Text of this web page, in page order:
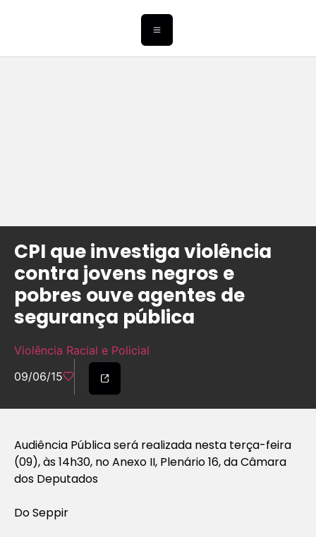
CPI que investiga violência
contra jovens negros e
pobres ouve agentes de
segurança pública
Violência Racial e Policial
09/06/15
Audiência Pública será realizada nesta terça-feira
(09), às 14h30, no Anexo II, Plenário 16, da Câmara
dos Deputados
Do Seppir